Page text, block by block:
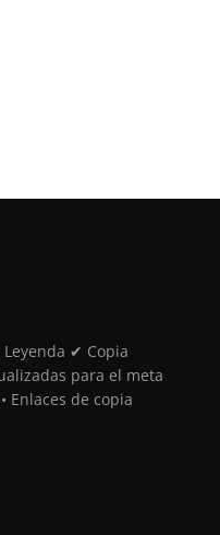
✔ Copia
para el meta
Enlaces de copia